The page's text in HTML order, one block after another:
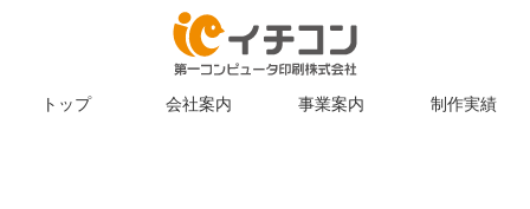
トップ 会社案内 事業案内 制作実績